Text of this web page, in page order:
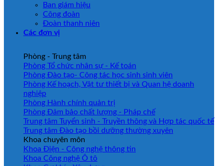
Ban giám hiệu
Công đoàn
Đoàn thanh niên
Các đơn vị
Phòng - Trung tâm
Phòng Tổ chức nhân sự - Kế toán
Phòng Đào tạo- Công tác học sinh sinh viên
Phòng Kế hoạch, Vật tư thiết bị và Quan hệ doanh
nghiệp
Phòng Hành chính quản trị
Phòng Đảm bảo chất lượng - Pháp chế
Trung tâm Tuyển sinh - Truyền thông và Hợp tác quốc tế
Trung tâm Đào tạo bồi dưỡng thường xuyên
Khoa chuyên môn
Khoa Điện - Công nghệ thông tin
Khoa Công nghệ Ô tô